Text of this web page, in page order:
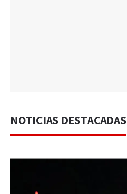
NOTICIAS DESTACADAS